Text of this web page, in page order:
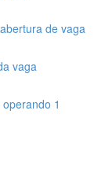
de vaga
vaga
1